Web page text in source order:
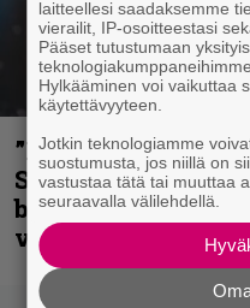
”He ovat tuoneet
Sepulturan
bändin, jonka riffit
vaikutuksen
laitteellesi saadaksemme
vierailit, IP-osoitteestasi
Pääset tutustumaan
Hylkääminen voi vaikuttaa
käytettävyyteen.
Jotkin teknologiamme
suostumusta, jos niillä on
vastustaa tätä tai muuttaa
seuraavalla välilehdellä.